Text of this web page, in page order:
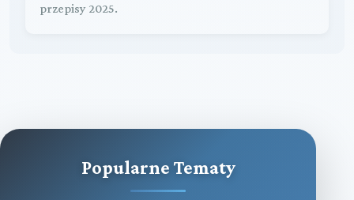
przepisy 2025.
Popularne Tematy